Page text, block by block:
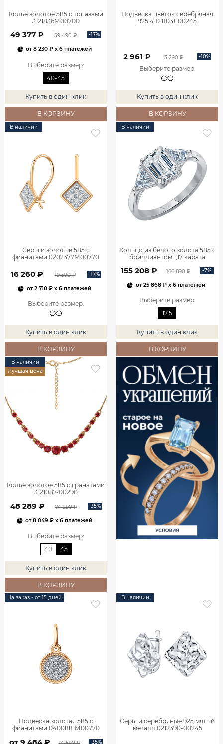
Колье золотое 585 с топазами
3121836М00700
49 377 ₽ 59 490 ₽ -17%
от8 230 ₽ x 6 платежей
Выберите размер:
40-45
Купить в один клик
В КОРЗИНУ
Подвеска цветок серебряная
925 4101803Л00245
2 961 ₽ 3 290 ₽ -10%
Выберите размер:
Купить в один клик
В КОРЗИНУ
В наличии
Серьги золотые 585 с
фианитами 0202377М00770
16 260 ₽ 19 590 ₽ -17%
от2 710 ₽x 6 платежей
Выберите размер:
Купить в один клик
В КОРЗИНУ
В наличии
Кольцо из белого золота 585 с
бриллиантом 1,17 карата
155 208 ₽ 166 890 ₽ -7%
от25 868 ₽x 6 платежей
Выберите размер:
17,5
Купить в один клик
В КОРЗИНУ
В наличии
Лучшая цена
Колье золотое 585 с гранатами
3121087-00290
48 289 ₽ 74 290 ₽ -35%
от8 049 ₽ x 6 платежей
Выберите размер:
40
45
Купить в один клик
В КОРЗИНУ
На заказ - от 15 дней
Подвеска золотая 585 с
фианитами 0400881М00770
от 9 484 ₽ 14 590 ₽ -35%
В наличии
Серьги серебряные 925 мятый
металл 0212390-00245